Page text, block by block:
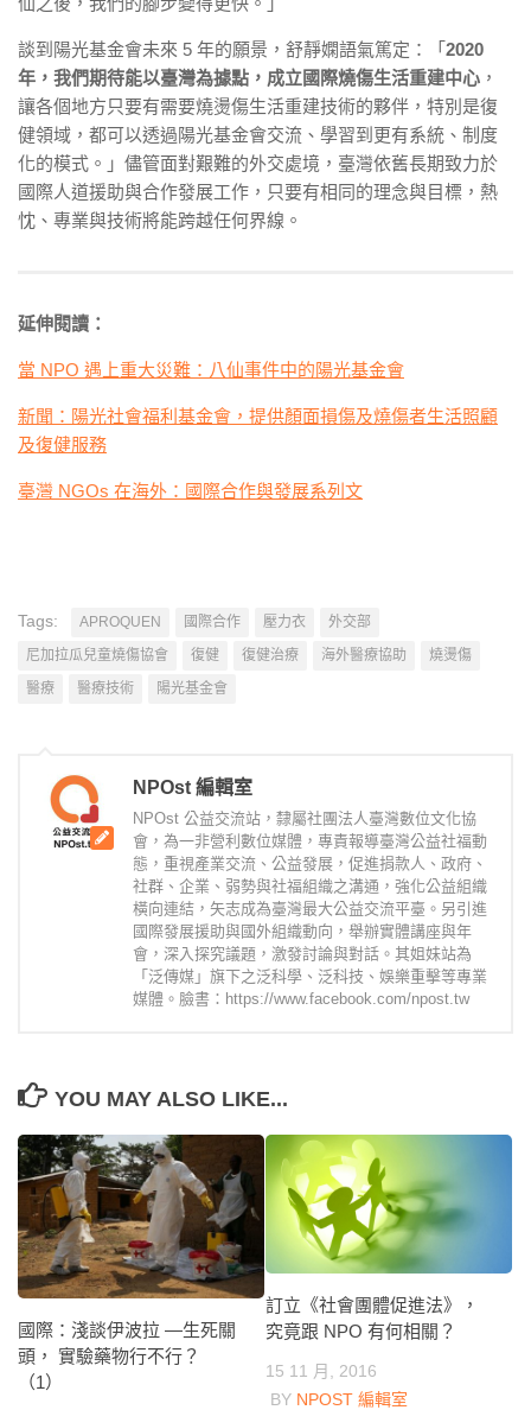
談到陽光基金會未來 5 年的願景，舒靜嫻語氣篤定：「 2020
年，我們期待能以臺灣為據點，成立國際燒傷生活重建中心 ，
讓各個地方只要有需要燒燙傷生活重建技術的夥伴，特別是復
健領域，都可以透過陽光基金會交流、學習到更有系統、制度
化的模式。」儘管面對艱難的外交處境，臺灣依舊長期致力於
國際人道援助與合作發展工作，只要有相同的理念與目標，熱
忱、專業與技術將能跨越任何界線。
延伸閱讀：
當 NPO 遇上重大災難：八仙事件中的陽光基金會
新聞：陽光社會福利基金會，提供顏面損傷及燒傷者生活照顧
及復健服務
臺灣 NGOs 在海外：國際合作與發展系列文
Tags: APROQUEN 國際合作 壓力衣
外交部
尼加拉瓜兒童燒傷協會
復健 復健治療 海外醫療協助
燒燙傷
醫療
醫療技術 陽光基金會
NPOst 編輯室
NPOst 公益交流站，隸屬社團法人臺灣數位文化協
會，為一非營利數位媒體，專責報導臺灣公益社福動
態，重視產業交流、公益發展，促進捐款人、政府、
社群、企業、弱勢與社福組織之溝通，強化公益組織
橫向連結，矢志成為臺灣最大公益交流平臺。另引進
國際發展援助與國外組織動向，舉辦實體講座與年
會，深入探究議題，激發討論與對話。其姐妹站為
「泛傳媒」旗下之泛科學、泛科技、娛樂重擊等專業
媒體。臉書：https://www.facebook.com/npost.tw
YOU MAY ALSO LIKE...
國際：淺談伊波拉 ―生死關
頭， 實驗藥物行不行？
（1）
訂立《社會團體促進法》，
究竟跟 NPO 有何相關？
15 11 月, 2016
BY NPOST 編輯室